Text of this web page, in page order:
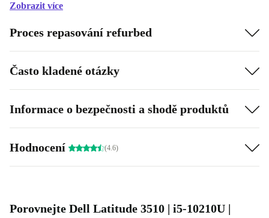
Zobrazit více
Proces repasování refurbed
Často kladené otázky
Informace o bezpečnosti a shodě produktů
Hodnocení (4.6)
Porovnejte Dell Latitude 3510 | i5-10210U |